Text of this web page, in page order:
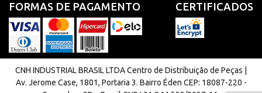
FORMAS DE PAGAMENTO CERTIFICADOS
CNH INDUSTRIAL BRASIL LTDA Centro de Distribuição de Peças |
Av. Jerome Case, 1801, Portaria 3. Bairro Éden CEP: 18087-220 -